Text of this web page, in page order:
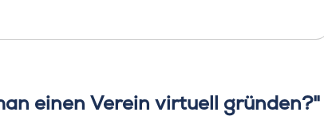
einen Verein virtuell gründen?"